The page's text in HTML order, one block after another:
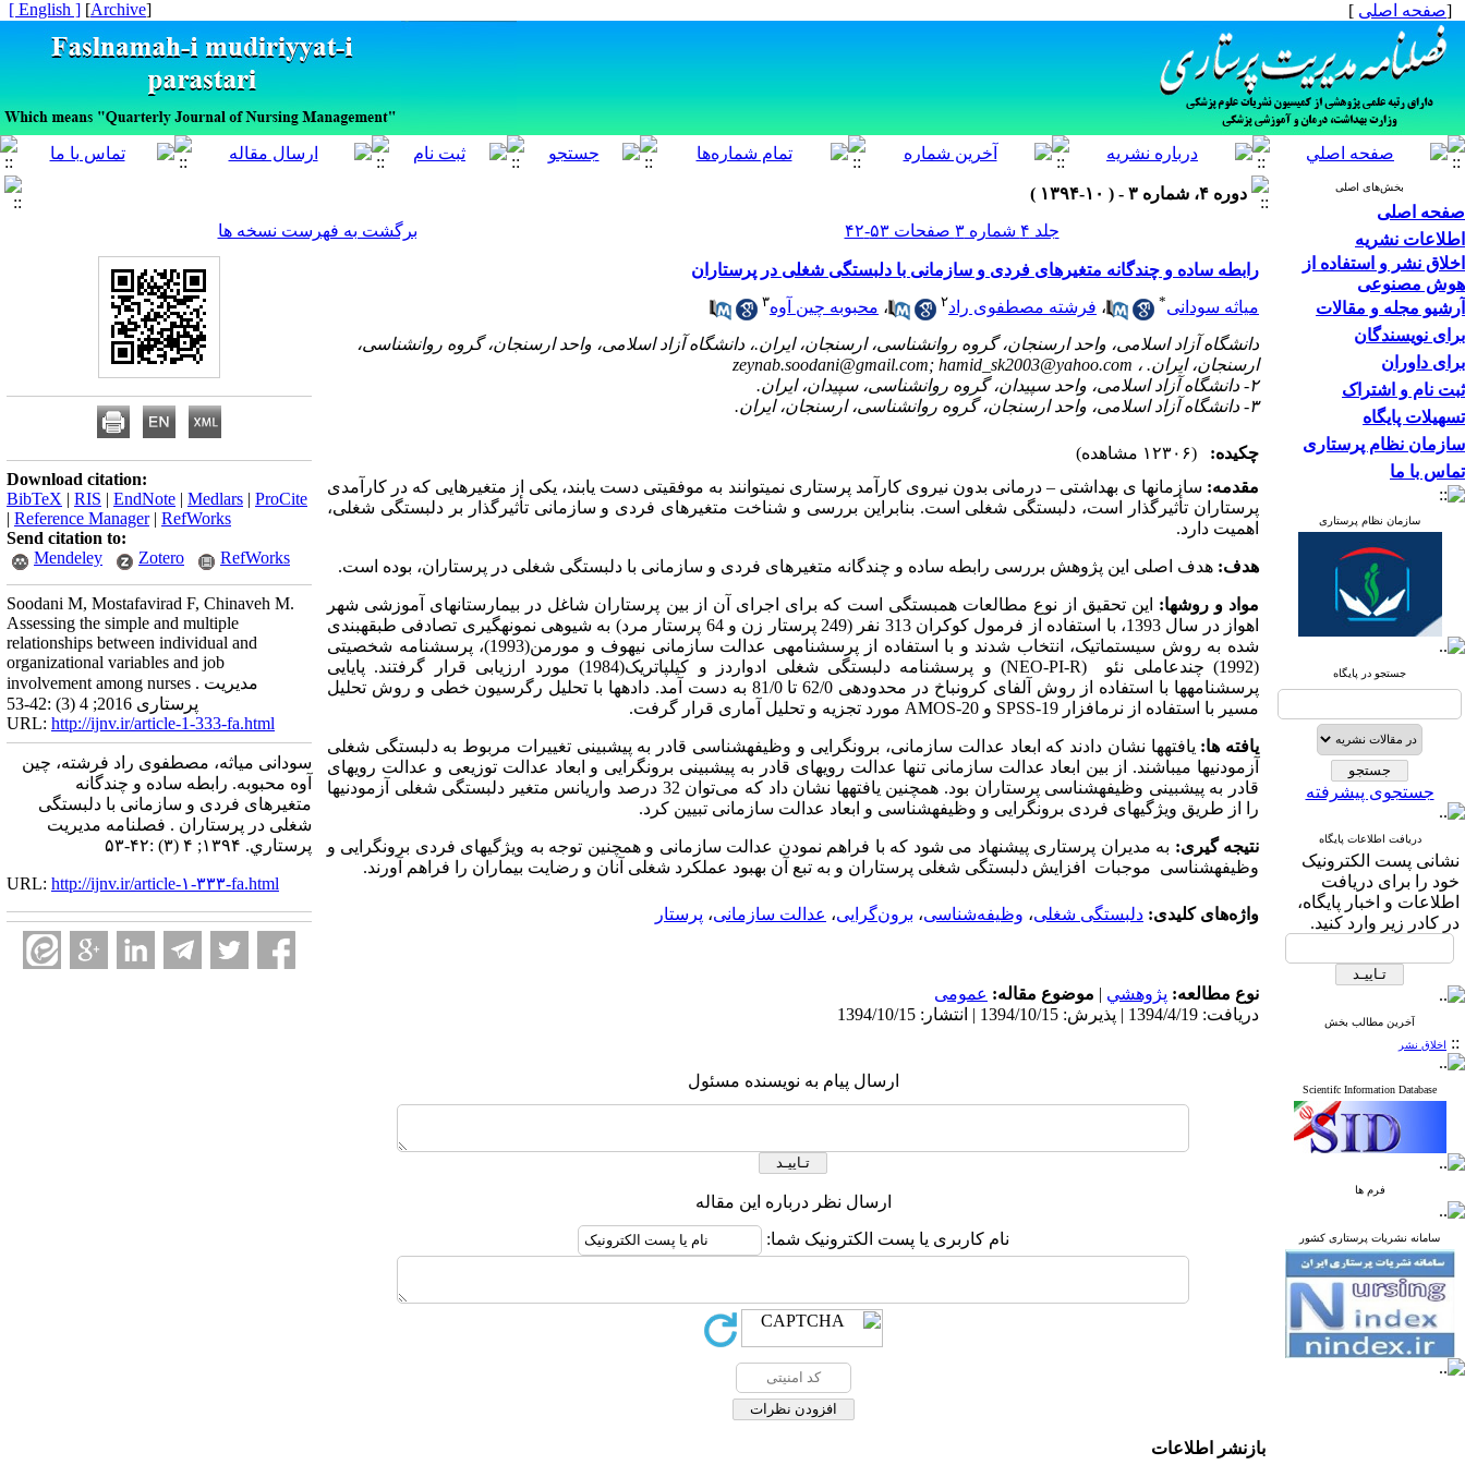
[صفحه اصلی ]
[
Archive
]
[ English ]
بخش‌های اصلی
صفحه اصلی
اطلاعات نشریه
اخلاق نشر و استفاده از
هوش مصنوعی
آرشیو مجله و مقالات
برای نویسندگان
برای داوران
ثبت نام و اشتراک
تسهیلات پایگاه
سازمان نظام پرستاری
تماس با ما
سازمان نظام پرستاری
جستجو در پایگاه
جستجوی پیشرفته
دریافت اطلاعات پایگاه
نشانی پست الکترونیک
خود را برای دریافت
اطلاعات و اخبار پایگاه،
در کادر زیر وارد کنید.
آخرین مطالب بخش
:: اخلاق نشر
Scientifc Information Database
فرم ها
سامانه نشریات پرستاری کشور
دوره ۴، شماره ۳ - ( ۱۰-۱۳۹۴ )
جلد ۴ شماره ۳ صفحات ۵۳-۴۲
برگشت به فهرست نسخه ها
رابطه ساده و چندگانه متغیرهای فردی و سازمانی با دلبستگی شغلی در پرستاران
میاثه سودانی* ، فرشته مصطفوی راد۲ ، محبوبه چین آوه۳
دانشگاه آزاد اسلامی، واحد ارسنجان، گروه روانشناسی، ارسنجان، ایران.، دانشگاه آزاد اسلامی، واحد ارسنجان، گروه روانشناسی،
ارسنجان، ایران. ، zeynab.soodani@gmail.com; hamid_sk2003@yahoo.com
۲- دانشگاه آزاد اسلامی، واحد سپیدان، گروه روانشناسی، سپیدان، ایران.
۳- دانشگاه آزاد اسلامی، واحد ارسنجان، گروه روانشناسی، ارسنجان، ایران.
چکیده:
(۱۲۳۰۶ مشاهده)
مقدمه: سازمان‏ها ی بهداشتی – درمانی بدون نیروی کارآمد پرستاری نمی­توانند به موفقیتی دست یابند، یکی از متغیرهایی که در کارآمدی
پرستاران تأثیرگذار است، دلبستگی شغلی است. بنابراین بررسی و شناخت متغیرهای فردی و سازمانی تأثیرگذار بر دلبستگی شغلی،
اهمیت دارد.
هدف: هدف اصلی این پژوهش بررسی رابطه ساده و چندگانه متغیرهای فردی و سازمانی با دلبستگی شغلی در پرستاران، بوده است.
مواد و روش‏ها: این تحقیق از نوع مطالعات همبستگی است که برای اجرای آن از بین پرستاران شاغل در بیمارستان­های آموزشی شهر
اهواز در سال 1393، با استفاده از فرمول کوکران 313 نفر (249 پرستار زن و 64 پرستار مرد) به شیوه­ی نمونه­گیری تصادفی طبقه­بندی
شده به روش سیستماتیک، انتخاب شدند و با استفاده از پرسشنامه­ی عدالت سازمانی نیهوف و مورمن(1993)، پرسشنامه شخصیتی
(1992) چندعاملی نئو (
NEO-PI-R
) و پرسشنامه دلبستگی شغلی ادواردز و کیلپاتریک(1984) مورد ارزیابی قرار گرفتند. پایایی
پرسشنامه‏ها با استفاده از روش آلفای کرونباخ در محدوده‏ی 62/0 تا 81/0 به دست آمد. داده­ها با تحلیل رگرسیون خطی و روش تحلیل
مسیر با استفاده از نرم­افزار SPSS-19 و AMOS-20 مورد تجزیه و تحلیل آماری قرار گرفت.
یافته‏ ها: یافته­ها نشان دادند که ابعاد عدالت سازمانی، برون­گرایی و وظیفه­شناسی قادر به پیش­بینی تغییرات مربوط به دلبستگی شغلی
آزمودنی­ها می­باشند. از بین ابعاد عدالت سازمانی تنها عدالت رویه­ای قادر به پیش­بینی برون­گرایی و ابعاد عدالت توزیعی و عدالت رویه­ای
قادر به پیش­بینی وظیفه­شناسی پرستاران بود. همچنین یافته­ها نشان داد که می‌توان 32 درصد واریانس متغیر دلبستگی شغلی آزمودنی­ها
را از طریق ویژگی­های فردی برون­گرایی و وظیفه­شناسی و ابعاد عدالت سازمانی تبیین کرد.
نتیجه‏ گیری: به مدیران پرستاری پیشنهاد می شود که با فراهم نمودن عدالت سازمانی و همچنین توجه به ویژگی­های فردی برون­گرایی و
وظیفه­شناسی موجبات افزایش دلبستگی شغلی پرستاران و به تبع آن بهبود عملکرد شغلی آنان و رضایت بیماران را فراهم آورند.
واژه‌های کلیدی: دلبستگی شغلی، وظیفه‌شناسی، برون‌گرایی، عدالت سازمانی، پرستار
نوع مطالعه: پژوهشي | موضوع مقاله: عمومى
دریافت: 1394/4/19 | پذیرش: 1394/10/15 | انتشار: 1394/10/15
ارسال پیام به نویسنده مسئول
ارسال نظر درباره این مقاله
نام کاربری یا پست الکترونیک شما:
Download citation:
BibTeX | RIS | EndNote | Medlars | ProCite
| Reference Manager| RefWorks
Send citation to:
Mendeley
Zotero RefWorks
Soodani M, Mostafavirad F, Chinaveh M.
Assessing the simple and multiple
relationships between individual and
organizational variables and job
involvement among nurses . مدیریت
پرستاری 2016; 4 (3) :42-53
URL: http://ijnv.ir/article-1-333-fa.html
سودانی میاثه، مصطفوی راد فرشته، چین
آوه محبوبه. رابطه ساده و چندگانه
متغیرهای فردی و سازمانی با دلبستگی
شغلی در پرستاران . فصلنامه مديريت
پرستاري. ۱۳۹۴; ۴ (۳) :۴۲-۵۳
URL: http://ijnv.ir/article-۱-۳۳۳-fa.html
بازنشر اطلاعات